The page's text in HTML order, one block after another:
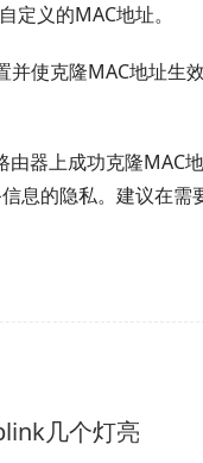
定义的MAC地址。
并使克隆MAC地址
器上成功克隆MAC
息的隐私。建议在需
几个灯亮